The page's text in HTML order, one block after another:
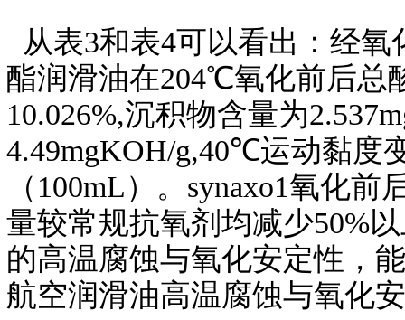
从表3和表4可以看出：经
酯润滑油在204℃氧化前后总
10.026%,沉积物含量为
4.49mgKOH/g,40℃运动黏度
（100mL）。synaxo1氧化
量较常规抗氧剂均减少50%
的高温腐蚀与氧化安定性，
航空润滑油高温腐蚀与氧化